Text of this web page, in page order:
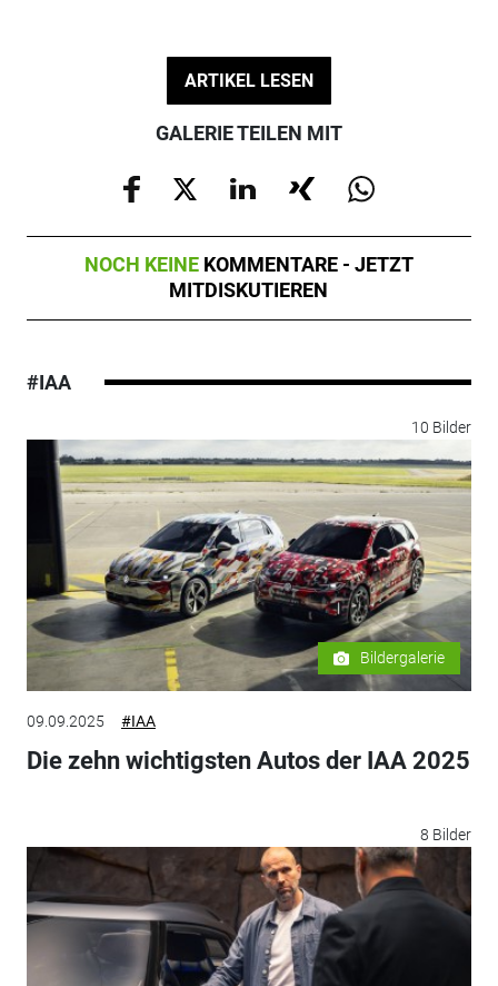
ARTIKEL LESEN
GALERIE TEILEN MIT
NOCH KEINE KOMMENTARE - JETZT
MITDISKUTIEREN
#IAA
10 Bilder
Bildergalerie
09.09.2025 #IAA
Die zehn wichtigsten Autos der IAA 2025
8 Bilder